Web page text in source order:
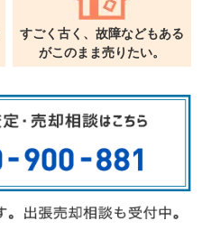
すごく古く、故障などもある
がこのまま売りたい。